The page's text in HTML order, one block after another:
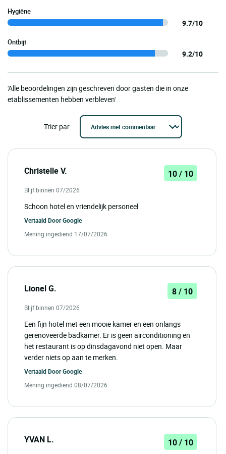
Hygiëne
9.7/10
Ontbijt
9.2/10
'Alle beoordelingen zijn geschreven door gasten die in onze
etablissementen hebben verbleven'
Trier par
Christelle V. 10 / 10
Blijf binnen 07/2026
Schoon hotel en vriendelijk personeel
Vertaald DoorGoogle
Mening ingediend 17/07/2026
Lionel G. 8 / 10
Blijf binnen 07/2026
Een fijn hotel met een mooie kamer en een onlangs
gerenoveerde badkamer. Er is geen airconditioning en
het restaurant is op dinsdagavond niet open. Maar
verder niets op aan te merken.
Vertaald DoorGoogle
Mening ingediend 08/07/2026
YVAN L. 10 / 10